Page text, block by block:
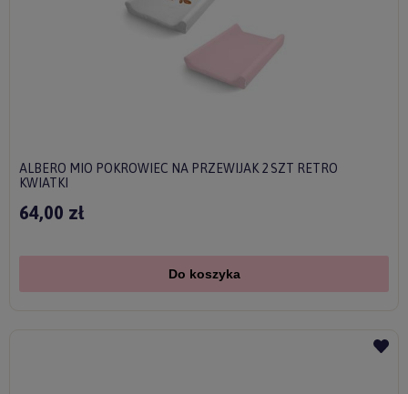
ALBERO MIO POKROWIEC NA PRZEWIJAK 2 SZT RETRO
KWIATKI
64,00 zł
Do koszyka